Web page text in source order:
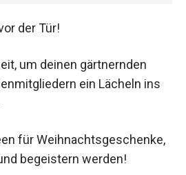
der Tür!
um deinen gärtnernden
ein Lächeln ins
für Weihnachtsgeschenke,
begeistern werden!